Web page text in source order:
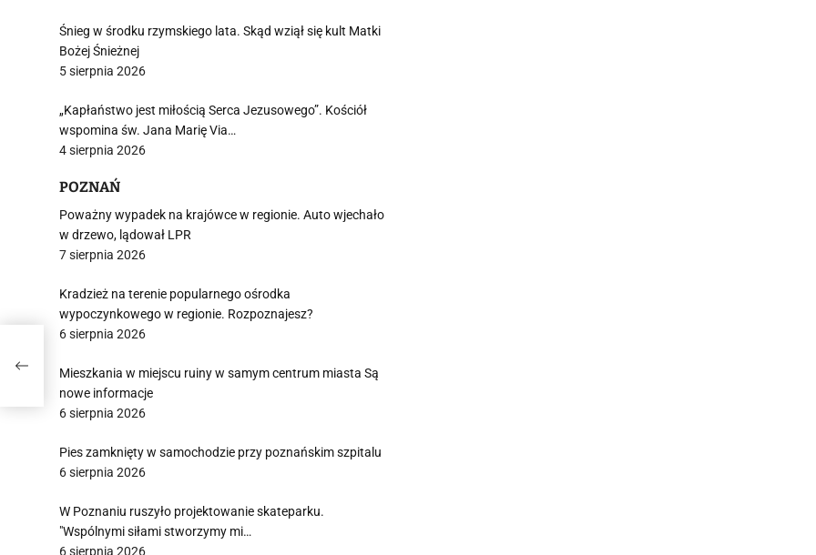
Śnieg w środku rzymskiego lata. Skąd wziął się kult Matki
Bożej Śnieżnej
5 sierpnia 2026
„Kapłaństwo jest miłością Serca Jezusowego”. Kościół
wspomina św. Jana Marię Via…
4 sierpnia 2026
POZNAŃ
Poważny wypadek na krajówce w regionie. Auto wjechało
w drzewo, lądował LPR
7 sierpnia 2026
Kradzież na terenie popularnego ośrodka
wypoczynkowego w regionie. Rozpoznajesz?
6 sierpnia 2026
Mieszkania w miejscu ruiny w samym centrum miasta Są
nowe informacje
6 sierpnia 2026
Pies zamknięty w samochodzie przy poznańskim szpitalu
6 sierpnia 2026
W Poznaniu ruszyło projektowanie skateparku.
"Wspólnymi siłami stworzymy mi…
6 sierpnia 2026